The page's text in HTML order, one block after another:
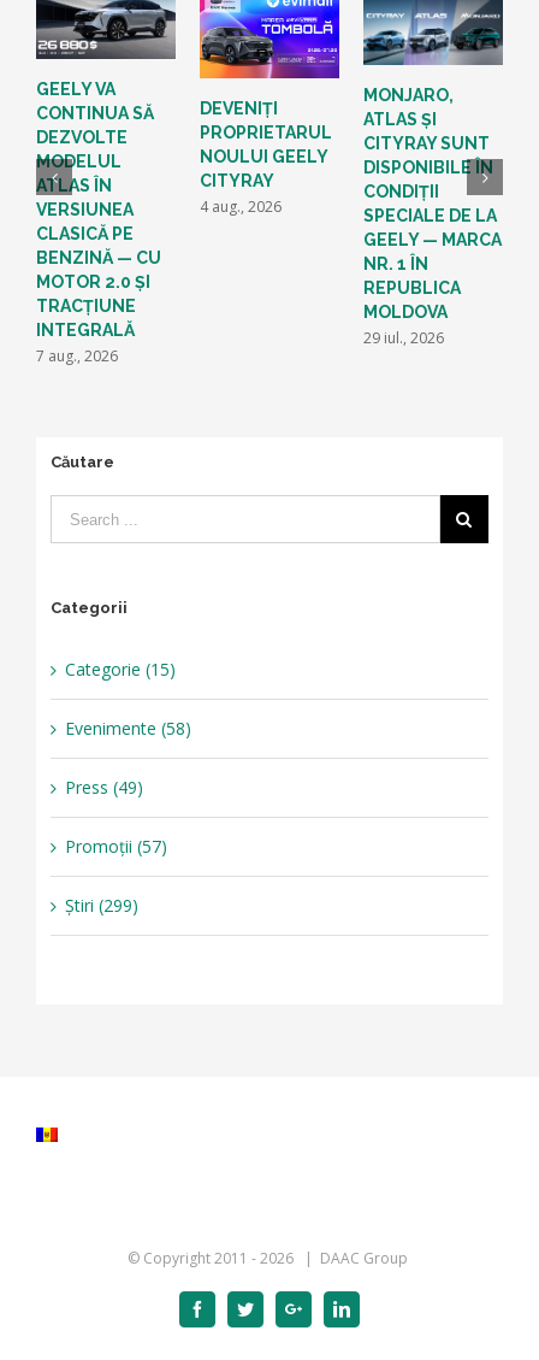
GEELY VA
CONTINUA SĂ
DEZVOLTE
MODELUL
ATLAS ÎN
VERSIUNEA
CLASICĂ PE
BENZINĂ — CU
MOTOR 2.0 ȘI
TRACȚIUNE
INTEGRALĂ
7 aug., 2026
DEVENIȚI
PROPRIETARUL
NOULUI GEELY
CITYRAY
4 aug., 2026
MONJARO,
ATLAS ȘI
CITYRAY SUNT
DISPONIBILE ÎN
CONDIȚII
SPECIALE DE LA
GEELY — MARCA
NR. 1 ÎN
REPUBLICA
MOLDOVA
29 iul., 2026
Căutare
Categorii
Categorie (15)
Evenimente (58)
Press (49)
Promoții (57)
Știri (299)
© Copyright 2011 -2026 | DAAC Group
FacebookTwitterGoogle+Linkedin